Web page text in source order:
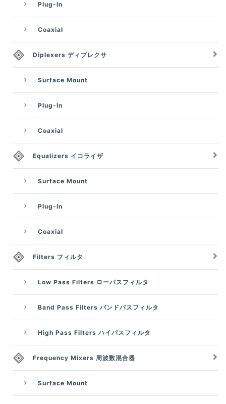
Plug-In
Coaxial
Diplexers ディプレクサ
Surface Mount
Plug-In
Coaxial
Equalizers イコライザ
Surface Mount
Plug-In
Coaxial
Filters フィルタ
Low Pass Filters ローパスフィルタ
Band Pass Filters バンドパスフィルタ
High Pass Filters ハイパスフィルタ
Frequency Mixers 周波数混合器
Surface Mount